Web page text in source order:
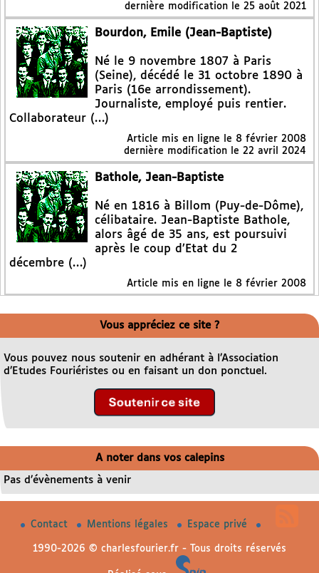
dernière modification le 25 août 2021
Bourdon, Emile (Jean-Baptiste)
Né le 9 novembre 1807 à Paris
(Seine), décédé le 31 octobre 1890 à
Paris (16e arrondissement).
Journaliste, employé puis rentier.
Collaborateur (…)
Article mis en ligne le 8 février 2008
dernière modification le 22 avril 2024
Bathole, Jean-Baptiste
Né en 1816 à Billom (Puy-de-Dôme),
célibataire. Jean-Baptiste Bathole,
alors âgé de 35 ans, est poursuivi
après le coup d’Etat du 2
décembre (…)
Article mis en ligne le 8 février 2008
Vous appréciez ce site ?
Vous pouvez nous soutenir en adhérant à l’Association
d’Etudes Fouriéristes ou en faisant un don ponctuel.
A noter dans vos calepins
Pas d’évènements à venir
Contact Mentions légales Espace privé
1990-2026 © charlesfourier.fr - Tous droits réservés